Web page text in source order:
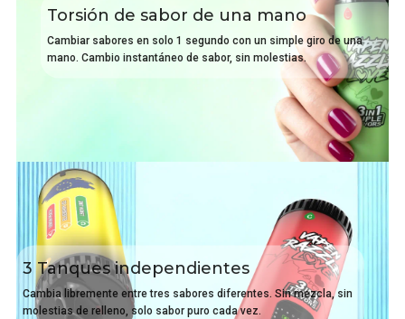
Torsión de sabor de una mano
Cambiar sabores en solo 1 segundo con un simple giro de una
mano. Cambio instantáneo de sabor, sin molestias.
3 Tanques independientes
Cambia libremente entre tres sabores diferentes. Sin mezcla, sin
molestias de relleno, solo sabor puro cada vez.